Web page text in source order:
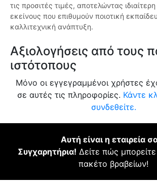
τις προσιτές τιμές, αποτελώντας ιδιαίτερη
εκείνους που επιθυμούν ποιοτική
καλλιτεχνική ανάπτυξη.
Αξιολογήσεις από τους
ιστότοπους
Μόνο οι εγγεγραμμένοι χρήστες
σε αυτές τις πληροφορίες. Κάντε
συνδεθείτε.
Αυτή είναι η εταιρεία
Συγχαρητήρια! Δείτε πώς
πακέτο βραβείων!